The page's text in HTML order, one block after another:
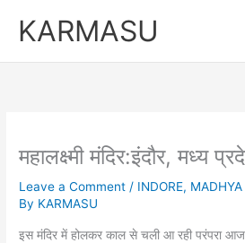
KARMASU
महालक्ष्मी मंदिर:इंदौर, मध्य
Leave a Comment / INDORE,
By KARMASU
इस मंदिर में होलकर काल से चली आ रही परंपरा